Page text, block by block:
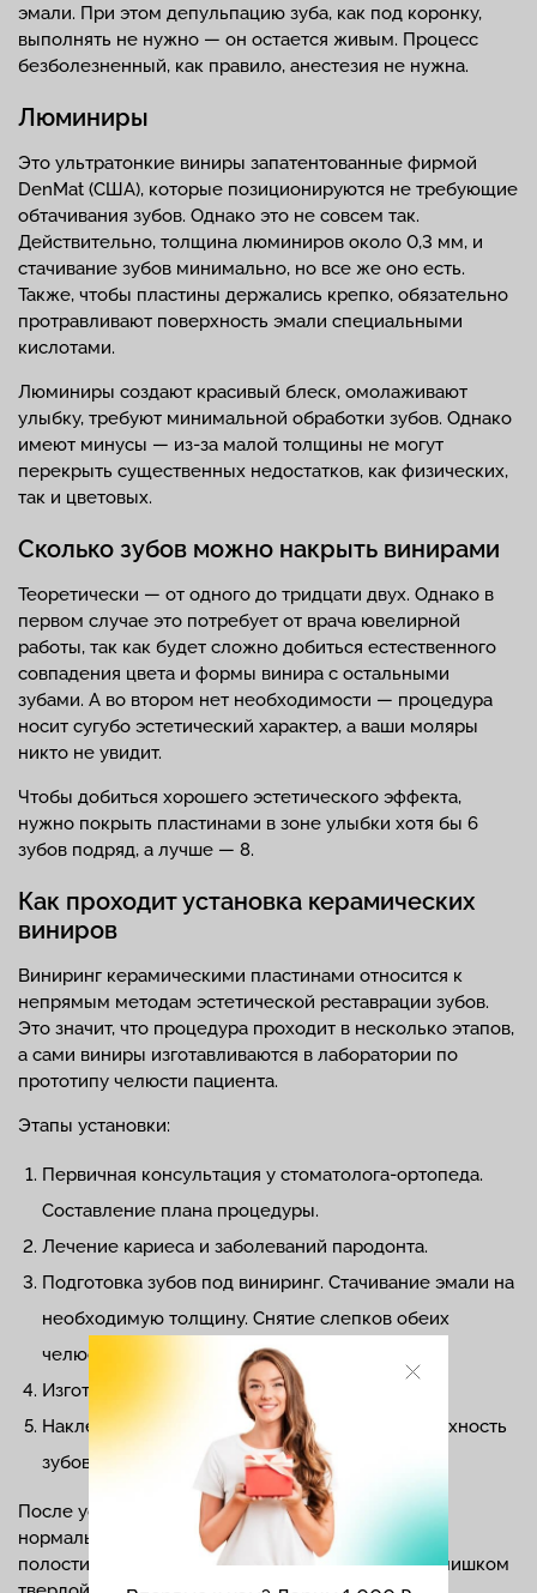
эмали. При этом депульпацию зуба, как под коронку,
выполнять не нужно — он остается живым. Процесс
безболезненный, как правило, анестезия не нужна.
Люминиры
Это ультратонкие виниры запатентованные фирмой
DenMat (США), которые позиционируются не требующие
обтачивания зубов. Однако это не совсем так.
Действительно, толщина люминиров около 0,3 мм, и
стачивание зубов минимально, но все же оно есть.
Также, чтобы пластины держались крепко, обязательно
протравливают поверхность эмали специальными
кислотами.
Люминиры создают красивый блеск, омолаживают
улыбку, требуют минимальной обработки зубов. Однако
имеют минусы — из-за малой толщины не могут
перекрыть существенных недостатков, как физических,
так и цветовых.
Сколько зубов можно накрыть винирами
Теоретически — от одного до тридцати двух. Однако в
первом случае это потребует от врача ювелирной
работы, так как будет сложно добиться естественного
совпадения цвета и формы винира с остальными
зубами. А во втором нет необходимости — процедура
носит сугубо эстетический характер, а ваши моляры
никто не увидит.
Чтобы добиться хорошего эстетического эффекта,
нужно покрыть пластинами в зоне улыбки хотя бы 6
зубов подряд, а лучше — 8.
Как проходит установка керамических
виниров
Виниринг керамическими пластинами относится к
непрямым методам эстетической реставрации зубов.
Это значит, что процедура проходит в несколько этапов,
а сами виниры изготавливаются в лаборатории по
прототипу челюсти пациента.
Этапы установки:
Первичная консультация у стоматолога-ортопеда.
Составление плана процедуры.
Лечение кариеса и заболеваний пародонта.
Подготовка зубов под виниринг. Стачивание эмали на
необходимую толщину. Снятие слепков обеих
челюстей.
Изготовление пластин в лаборатории.
Наклеивание пластин на обработанную поверхность
зубов.
После установки виниров человек может жить
нормальной жизнью, выполняя обычную гигиену
полости рта. Но лучше избегать употребления слишком